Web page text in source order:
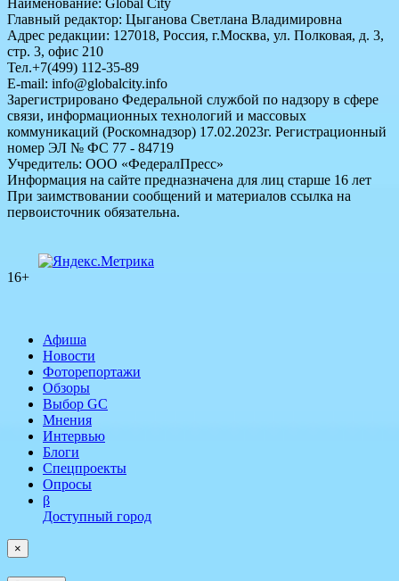
Наименование: Global City
Главный редактор: Цыганова Светлана Владимировна
Адрес редакции: 127018, Россия, г.Москва, ул. Полковая, д. 3,
стр. 3, офис 210
Тел.+7(499) 112-35-89
E-mail: info@globalcity.info
Зарегистрировано Федеральной службой по надзору в сфере
связи, информационных технологий и массовых
коммуникаций (Роскомнадзор) 17.02.2023г. Регистрационный
номер ЭЛ № ФС 77 - 84719
Учредитель: ООО «ФедералПресс»
Информация на сайте предназначена для лиц старше 16 лет
При заимствовании сообщений и материалов ссылка на
первоисточник обязательна.
16+
Афиша
Новости
Фоторепортажи
Обзоры
Выбор GC
Мнения
Интервью
Блоги
Спецпроекты
Опросы
β
Доступный город
×